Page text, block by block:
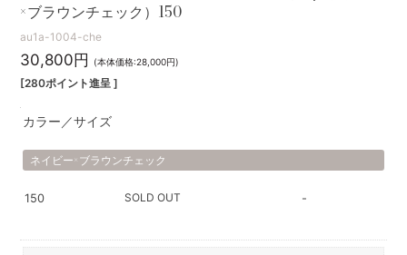
×ブラウンチェック）150
au1a-1004-che
30,800円 (本体価格:28,000円)
[280ポイント進呈 ]
カラー／サイズ
ネイビー×ブラウンチェック
150 SOLD OUT -